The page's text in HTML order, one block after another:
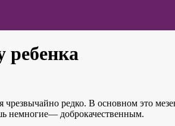
ребенка
чрезвычайно редко. В основном это
немногие— доброкачественным.